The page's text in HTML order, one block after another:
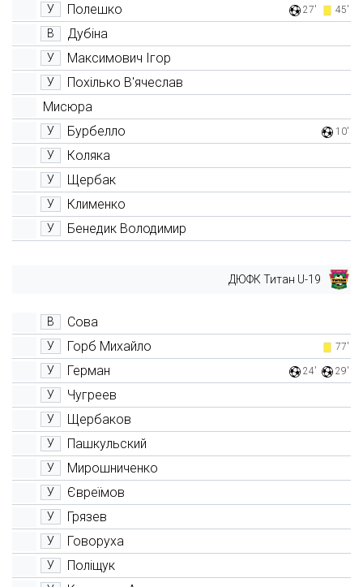
У Полешко 27' 45'
В Дубіна
У Максимович Ігор
У
Похілько В'ячеслав
Мисюра
У Бурбелло 10'
У Коляка
У Щербак
У Клименко
У Бенедик Володимир
ДЮФК Титан U-19
В Сова
У Горб Михайло 77'
У Герман 24' 29'
У Чугреев
У Щербаков
У Пашкульский
У Мирошниченко
У Євреїмов
У Грязев
У Говоруха
У Поліщук